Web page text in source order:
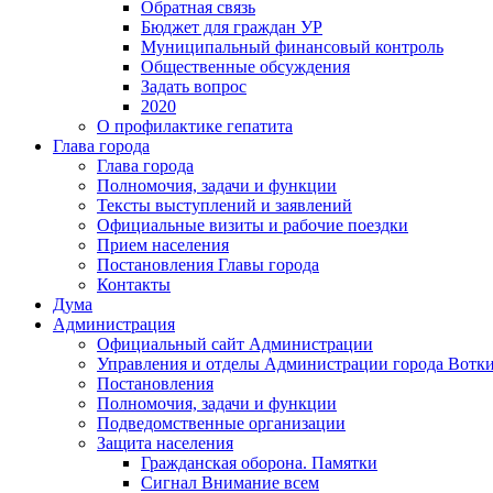
Обратная связь
Бюджет для граждан УР
Муниципальный финансовый контроль
Общественные обсуждения
Задать вопрос
2020
О профилактике гепатита
Глава города
Глава города
Полномочия, задачи и функции
Тексты выступлений и заявлений
Официальные визиты и рабочие поездки
Прием населения
Постановления Главы города
Контакты
Дума
Администрация
Официальный сайт Администрации
Управления и отделы Администрации города
Постановления
Полномочия, задачи и функции
Подведомственные организации
Защита населения
Гражданская оборона. Памятки
Сигнал Внимание всем